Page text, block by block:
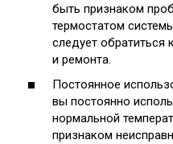
быть признаком
термостатом
следует обратиться
и ремонта.
Постоянное
вы постоянно
нормальной
признаком